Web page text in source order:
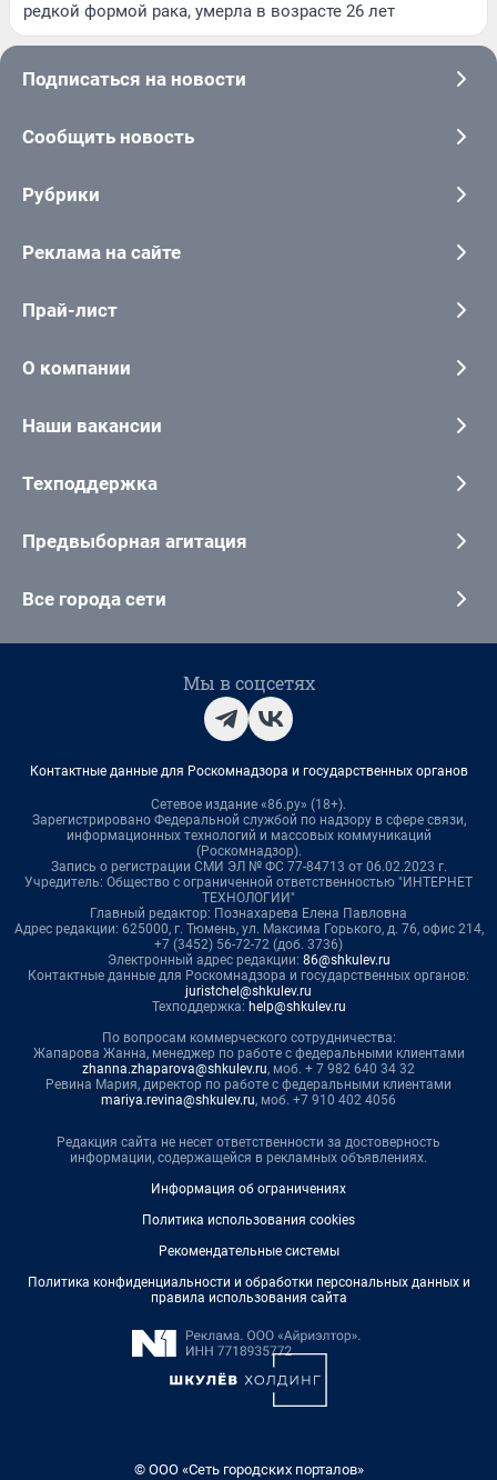
редкой формой рака, умерла в возрасте 26 лет
Подписаться на новости
Сообщить новость
Рубрики
Реклама на сайте
Прай-лист
О компании
Наши вакансии
Техподдержка
Предвыборная агитация
Все города сети
Мы в соцсетях
Контактные данные для Роскомнадзора и государственных органов
Сетевое издание «86.ру» (18+).
Зарегистрировано Федеральной службой по надзору в сфере связи,
информационных технологий и массовых коммуникаций
(Роскомнадзор).
Запись о регистрации СМИ ЭЛ № ФС 77-84713 от 06.02.2023 г.
Учредитель: Общество с ограниченной ответственностью "ИНТЕРНЕТ
ТЕХНОЛОГИИ"
Главный редактор: Познахарева Елена Павловна
Адрес редакции: 625000, г. Тюмень, ул. Максима Горького, д. 76, офис 214,
+7 (3452) 56-72-72 (доб. 3736)
Электронный адрес редакции: 86@shkulev.ru
Контактные данные для Роскомнадзора и государственных органов:
juristchel@shkulev.ru
Техподдержка: help@shkulev.ru
По вопросам коммерческого сотрудничества:
Жапарова Жанна, менеджер по работе с федеральными клиентами
zhanna.zhaparova@shkulev.ru, моб. + 7 982 640 34 32
Ревина Мария, директор по работе с федеральными клиентами
mariya.revina@shkulev.ru, моб. +7 910 402 4056
Редакция сайта не несет ответственности за достоверность
информации, содержащейся в рекламных объявлениях.
Информация об ограничениях
Политика использования cookies
Рекомендательные системы
Политика конфиденциальности и обработки персональных данных и
правила использования сайта
© ООО «Сеть городских порталов»